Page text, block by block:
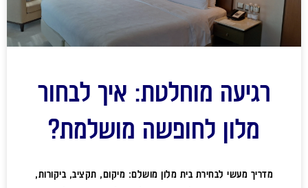
רגיעה מוחלטת: איך לבחור
מלון לחופשה מושלמת?
מדריך מעשי לבחירת בית מלון מושלם: מיקום, תקציב, ביקורות,